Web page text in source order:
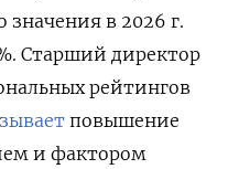
значения в 2026 г.
Старший директор
рейтингов
повышение
и фактором